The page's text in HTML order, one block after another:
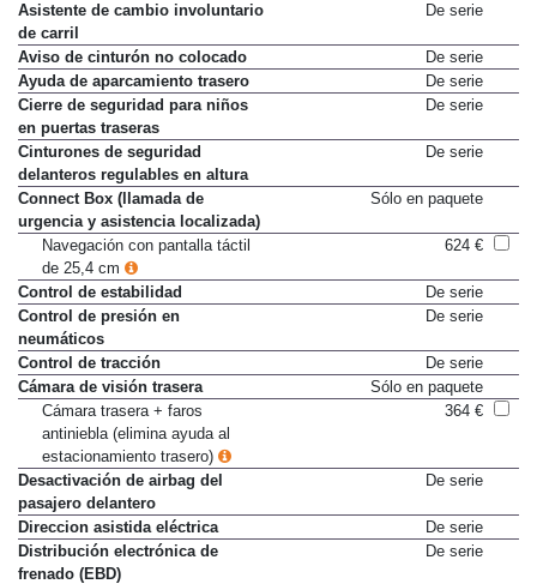
Asistente de cambio involuntario
de carril
De serie
Aviso de cinturón no colocado
De serie
Ayuda de aparcamiento trasero
De serie
Cierre de seguridad para niños
en puertas traseras
De serie
Cinturones de seguridad
delanteros regulables en altura
De serie
Connect Box (llamada de
urgencia y asistencia localizada)
Sólo en paquete
Navegación con pantalla táctil
de 25,4 cm
624 €
Control de estabilidad
De serie
Control de presión en
neumáticos
De serie
Control de tracción
De serie
Cámara de visión trasera
Sólo en paquete
Cámara trasera + faros
antiniebla (elimina ayuda al
estacionamiento trasero)
364 €
Desactivación de airbag del
pasajero delantero
De serie
Direccion asistida eléctrica
De serie
Distribución electrónica de
frenado (EBD)
De serie